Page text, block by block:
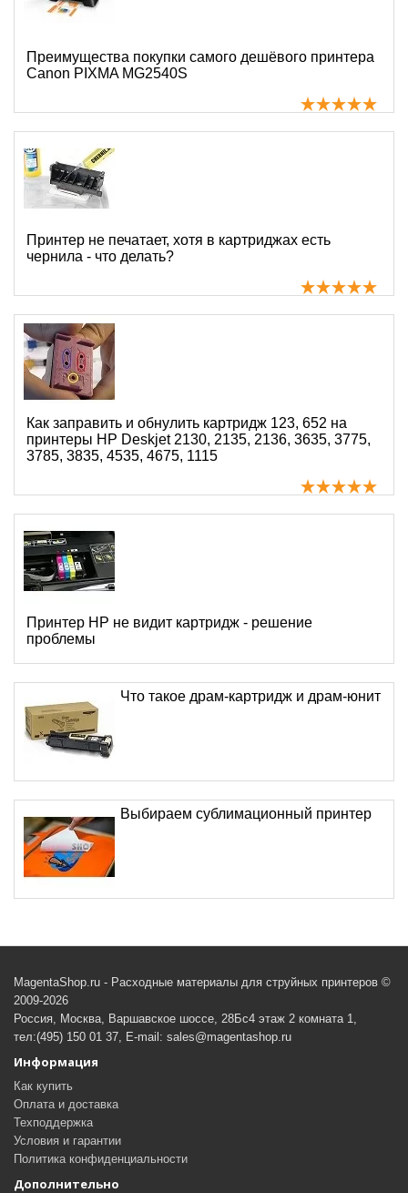
Преимущества покупки самого дешёвого принтера
Canon PIXMA MG2540S
Принтер не печатает, хотя в картриджах есть
чернила - что делать?
Как заправить и обнулить картридж 123, 652 на
принтеры HP Deskjet 2130, 2135, 2136, 3635, 3775,
3785, 3835, 4535, 4675, 1115
Принтер HP не видит картридж - решение
проблемы
Что такое драм-картридж и драм-юнит
Выбираем сублимационный принтер
MagentaShop.ru - Расходные материалы для струйных принтеров ©
2009-2026
Россия, Москва, Варшавское шоссе, 28Бс4 этаж 2 комната 1,
тел:(495) 150 01 37, E-mail: sales@magentashop.ru
Информация
Как купить
Оплата и доставка
Техподдержка
Условия и гарантии
Политика конфиденциальности
Дополнительно